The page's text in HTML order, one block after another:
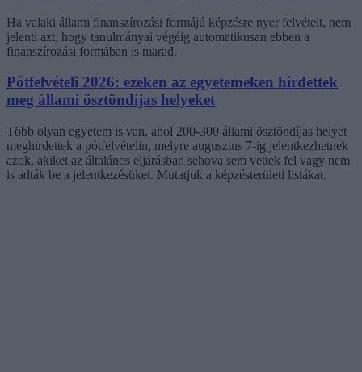
Ha valaki állami finanszírozási formájú képzésre nyer felvételt, nem
jelenti azt, hogy tanulmányai végéig automatikusan ebben a
finanszírozási formában is marad.
Pótfelvételi 2026: ezeken az egyetemeken hirdettek
meg állami ösztöndíjas helyeket
Több olyan egyetem is van, ahol 200-300 állami ösztöndíjas helyet
meghirdettek a pótfelvételin, melyre augusztus 7-ig jelentkezhetnek
azok, akiket az általános eljárásban sehova sem vettek fel vagy nem
is adták be a jelentkezésüket. Mutatjuk a képzésterületi listákat.